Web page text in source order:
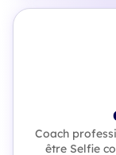
Coach
être Selfie